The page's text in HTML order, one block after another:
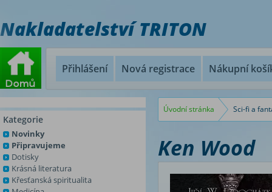
Nakladatelství TRITON
Přihlášení Nová registrace Nákupní
Kategorie
Novinky
Připravujeme
Dotisky
Krásná literatura
Křesťanská spiritualita
Úvodní stránka Sci-fi a
Ken Wood